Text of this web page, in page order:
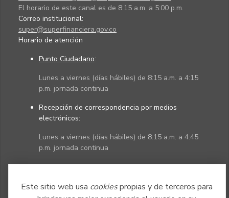
Este sitio web usa cookiespropias y de terceros para
El horario de este canal es de 8:15 a.m. a 5:00 p.m.
Correo institucional:
super@superfinanciera.gov.co
Horario de atención
Punto Ciudadano:
Lunes a viernes (días hábiles) de 8:15 a.m. a 4:15
p.m. jornada continua
Recepción de correspondencia por medios
electrónicos:
Lunes a viernes (días hábiles) de 8:15 a.m. a 4:45
p.m. jornada continua